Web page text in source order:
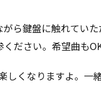
ら鍵盤に触れていた
ださい。希望曲もOK
くなりますよ。一